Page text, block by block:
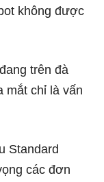
không được
trên đà
mắt chỉ là vấn
Standard
các đơn